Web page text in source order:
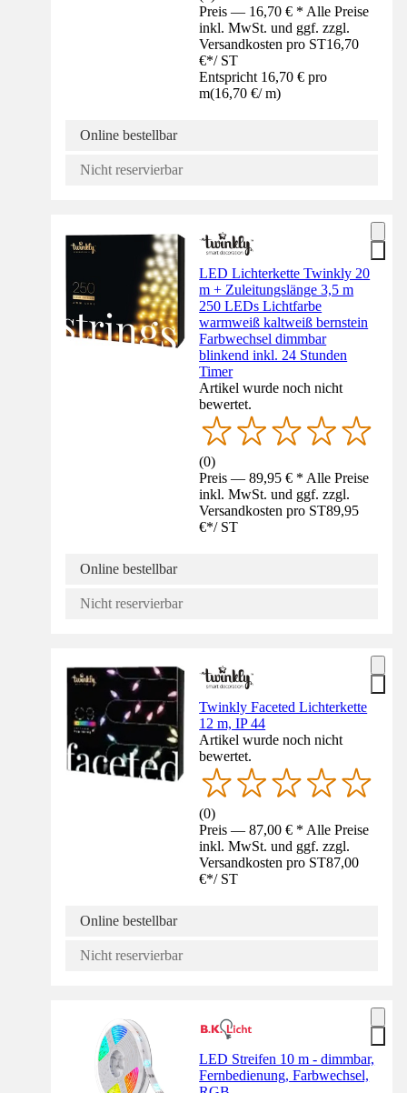
Preis — 16,70 € * Alle Preise
inkl. MwSt. und ggf. zzgl.
Versandkosten pro ST16,70
€*/ ST
Entspricht 16,70 € pro
m(16,70 €/ m)
Online bestellbar
Nicht reservierbar
LED Lichterkette Twinkly 20
m + Zuleitungslänge 3,5 m
250 LEDs Lichtfarbe
warmweiß kaltweiß bernstein
Farbwechsel dimmbar
blinkend inkl. 24 Stunden
Timer
Artikel wurde noch nicht
bewertet.
(0)
Preis — 89,95 € * Alle Preise
inkl. MwSt. und ggf. zzgl.
Versandkosten pro ST89,95
€*/ ST
Online bestellbar
Nicht reservierbar
Twinkly Faceted Lichterkette
12 m, IP 44
Artikel wurde noch nicht
bewertet.
(0)
Preis — 87,00 € * Alle Preise
inkl. MwSt. und ggf. zzgl.
Versandkosten pro ST87,00
€*/ ST
Online bestellbar
Nicht reservierbar
LED Streifen 10 m - dimmbar,
Fernbedienung, Farbwechsel,